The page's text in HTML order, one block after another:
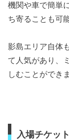
機関や車で簡単
ち寄ることも可
影島エリア自体
て人気があり、
しむことができ
入場チケッ